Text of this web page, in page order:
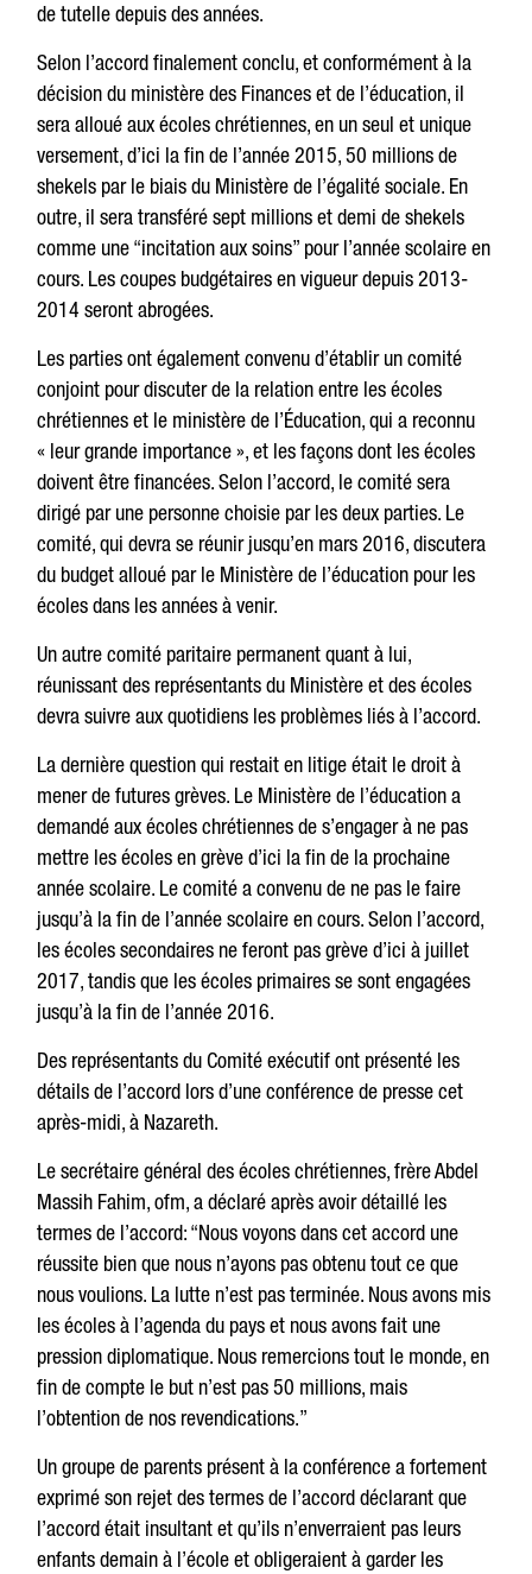
de tutelle depuis des années.
Selon l’accord finalement conclu, et conformément à la
décision du ministère des Finances et de l’éducation, il
sera alloué aux écoles chrétiennes, en un seul et unique
versement, d’ici la fin de l’année 2015, 50 millions de
shekels par le biais du Ministère de l’égalité sociale. En
outre, il sera transféré sept millions et demi de shekels
comme une “incitation aux soins” pour l’année scolaire en
cours. Les coupes budgétaires en vigueur depuis 2013-
2014 seront abrogées.
Les parties ont également convenu d’établir un comité
conjoint pour discuter de la relation entre les écoles
chrétiennes et le ministère de l’Éducation, qui a reconnu
« leur grande importance », et les façons dont les écoles
doivent être financées. Selon l’accord, le comité sera
dirigé par une personne choisie par les deux parties. Le
comité, qui devra se réunir jusqu’en mars 2016, discutera
du budget alloué par le Ministère de l’éducation pour les
écoles dans les années à venir.
Un autre comité paritaire permanent quant à lui,
réunissant des représentants du Ministère et des écoles
devra suivre aux quotidiens les problèmes liés à l’accord.
La dernière question qui restait en litige était le droit à
mener de futures grèves. Le Ministère de l’éducation a
demandé aux écoles chrétiennes de s’engager à ne pas
mettre les écoles en grève d’ici la fin de la prochaine
année scolaire. Le comité a convenu de ne pas le faire
jusqu’à la fin de l’année scolaire en cours. Selon l’accord,
les écoles secondaires ne feront pas grève d’ici à juillet
2017, tandis que les écoles primaires se sont engagées
jusqu’à la fin de l’année 2016.
Des représentants du Comité exécutif ont présenté les
détails de l’accord lors d’une conférence de presse cet
après-midi, à Nazareth.
Le secrétaire général des écoles chrétiennes, frère Abdel
Massih Fahim, ofm, a déclaré après avoir détaillé les
termes de l’accord: “Nous voyons dans cet accord une
réussite bien que nous n’ayons pas obtenu tout ce que
nous voulions. La lutte n’est pas terminée. Nous avons mis
les écoles à l’agenda du pays et nous avons fait une
pression diplomatique. Nous remercions tout le monde, en
fin de compte le but n’est pas 50 millions, mais
l’obtention de nos revendications.”
Un groupe de parents présent à la conférence a fortement
exprimé son rejet des termes de l’accord déclarant que
l’accord était insultant et qu’ils n’enverraient pas leurs
enfants demain à l’école et obligeraient à garder les